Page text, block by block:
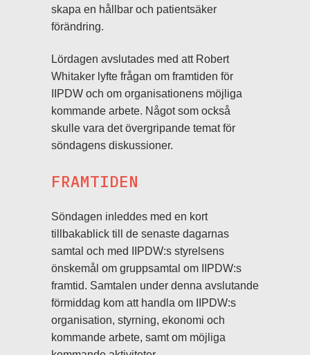
skapa en hållbar och patientsäker
förändring.
Lördagen avslutades med att Robert
Whitaker lyfte frågan om framtiden för
IIPDW och om organisationens möjliga
kommande arbete. Något som också
skulle vara det övergripande temat för
söndagens diskussioner.
FRAMTIDEN
Söndagen inleddes med en kort
tillbakablick till de senaste dagarnas
samtal och med IIPDW:s styrelsens
önskemål om gruppsamtal om IIPDW:s
framtid. Samtalen under denna avslutande
förmiddag kom att handla om IIPDW:s
organisation, styrning, ekonomi och
kommande arbete, samt om möjliga